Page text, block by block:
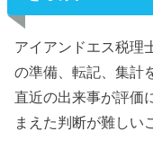
アイアンドエス税理
の準備、転記、集計
直近の出来事が評価
まえた判断が難しい